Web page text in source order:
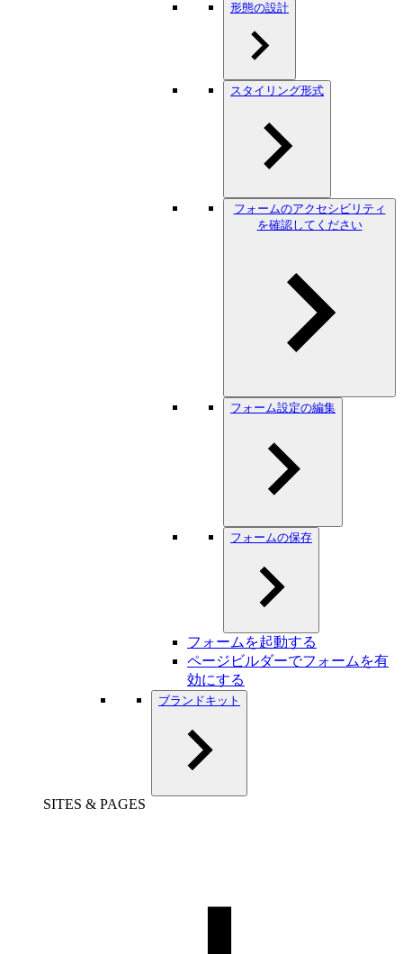
形態の設計
スタイリング形式
フォームのアクセシビリティ
を確認してください
フォーム設定の編集
フォームの保存
フォームを起動する
ページビルダーでフォームを有
効にする
ブランドキット
SITES & PAGES